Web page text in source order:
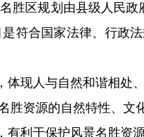
胜区规划由县级人民政
符合国家法律、行政
体现人与自然和谐相处
资源的自然特性、文
有利于保护风景名胜资